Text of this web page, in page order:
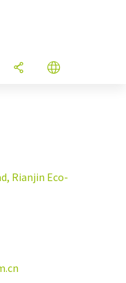
Rianjin Eco-